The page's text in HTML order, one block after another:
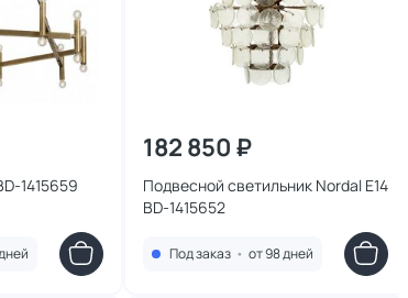
1415659
182 850 ₽
Подвесной светильник Nordal E14
BD-1415652
Под заказ • от 98 дней